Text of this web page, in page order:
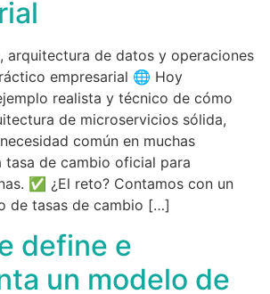
arquitectura de datos y operaciones
empresarial 🌐 Hoy
realista y técnico de cómo
de microservicios sólida,
común en muchas
tasa de cambio oficial para
✅ ¿El reto? Contamos con un
de tasas de cambio […]
define e
un modelo de